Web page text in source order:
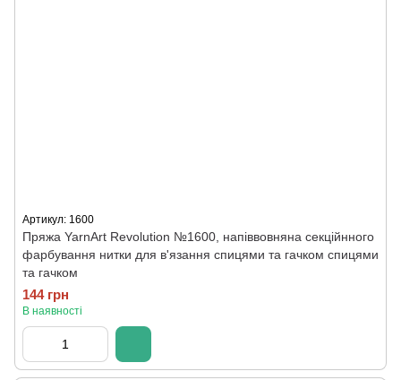
Артикул: 1600
Пряжа YarnArt Revolution №1600, напіввовняна секційнного
фарбування нитки для в'язання спицями та гачком спицями
та гачком
144 грн
В наявності